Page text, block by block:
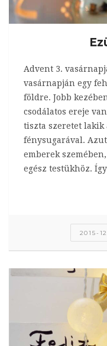
Advent 3.
vasárnapján egy
földre. Jobb
csodálatos ereje
tiszta szeretet lakik
fénysugarával.
emberek
egész testükhöz.
2015-